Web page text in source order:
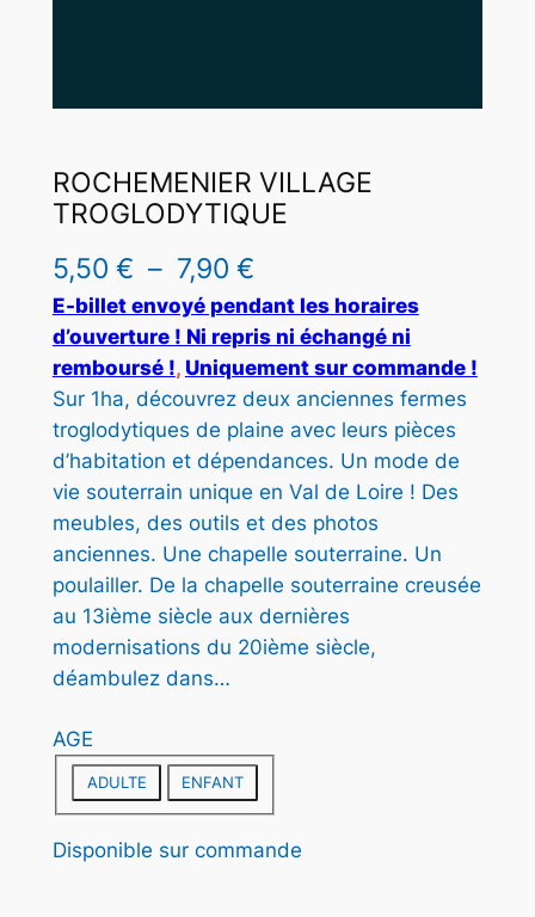
ROCHEMENIER VILLAGE
TROGLODYTIQUE
5,50 € – 7,90 €P
l
a
g
e
d
e
p
r
i
:
5
,
E-billet envoyé pendant les horaires
d’ouverture ! Ni repris ni échangé ni
remboursé !, Uniquement sur commande !
Sur 1ha, découvrez deux anciennes fermes
troglodytiques de plaine avec leurs pièces
d’habitation et dépendances. Un mode de
vie souterrain unique en Val de Loire ! Des
meubles, des outils et des photos
anciennes. Une chapelle souterraine. Un
poulailler. De la chapelle souterraine creusée
au 13ième siècle aux dernières
modernisations du 20ième siècle,
déambulez dans…
AGE
ADULTE ENFANT
Disponible sur commande